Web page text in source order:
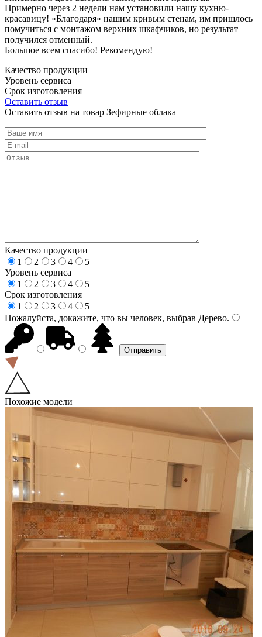
Примерно через 2 недели нам установили нашу кухню-
красавицу! «Благодаря» нашим кривым стенам, им пришлось
помучиться с монтажом верхних шкафчиков, но результат
получился отменный.
Большое всем спасибо! Рекомендую!
Качество продукции
Уровень сервиса
Срок изготовления
Оставить отзыв
Оставить отзыв на товар Зефирные облака
Качество продукции
1
2 3 4
5
Уровень сервиса
1
2 3 4
5
Срок изготовления
1
2 3 4
5
Пожалуйста, докажите, что вы человек, выбрав Дерево.
Похожие модели